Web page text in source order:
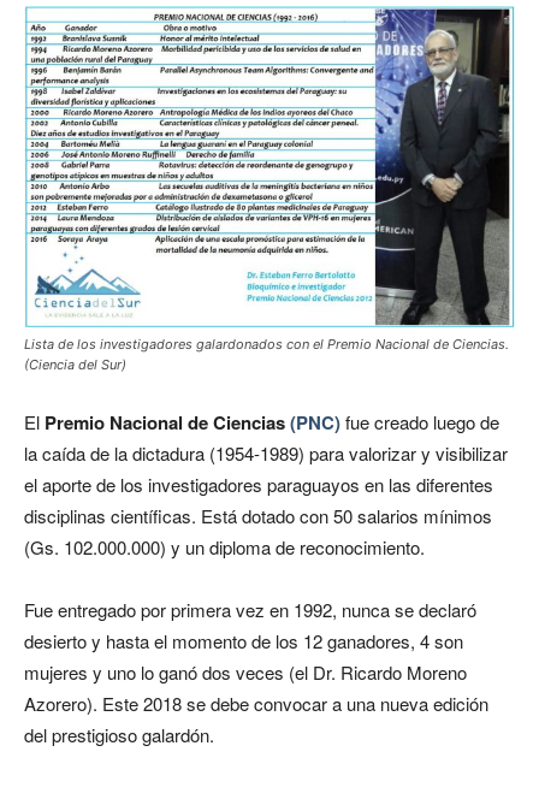
Lista de los investigadores galardonados con el Premio Nacional de Ciencias.
(Ciencia del Sur)
El Premio Nacional de Ciencias(PNC)fue creado luego de
la caída de la dictadura (1954-1989) para valorizar y visibilizar
el aporte de los investigadores paraguayos en las diferentes
disciplinas científicas. Está dotado con 50 salarios mínimos
(Gs. 102.000.000) y un diploma de reconocimiento.
Fue entregado por primera vez en 1992, nunca se declaró
desierto y hasta el momento de los 12 ganadores, 4 son
mujeres y uno lo ganó dos veces (el Dr. Ricardo Moreno
Azorero). Este 2018 se debe convocar a una nueva edición
del prestigioso galardón.